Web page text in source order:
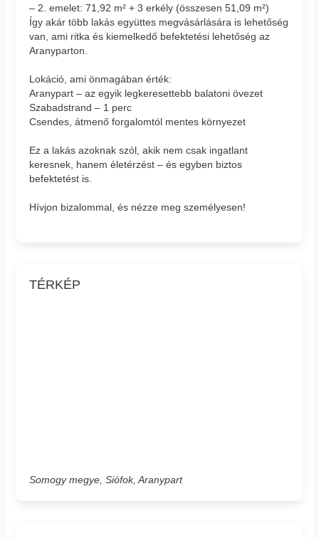
– 2. emelet: 71,92 m² + 3 erkély (összesen 51,09 m²)
Így akár több lakás együttes megvásárlására is lehetőség
van, ami ritka és kiemelkedő befektetési lehetőség az
Aranyparton.
Lokáció, ami önmagában érték:
Aranypart – az egyik legkeresettebb balatoni övezet
Szabadstrand – 1 perc
Csendes, átmenő forgalomtól mentes környezet
Ez a lakás azoknak szól, akik nem csak ingatlant
keresnek, hanem életérzést – és egyben biztos
befektetést is.
Hívjon bizalommal, és nézze meg személyesen!
TÉRKÉP
Somogy megye, Siófok, Aranypart